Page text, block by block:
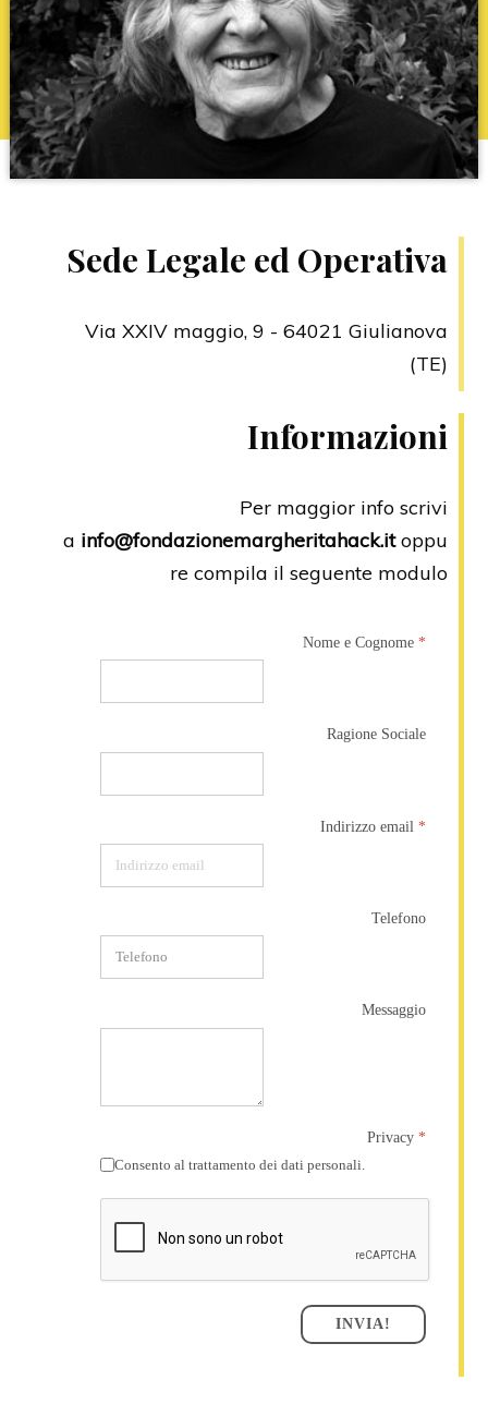
Sede Legale ed Operativa
Via XXIV maggio, 9 - 64021 Giulianova
(TE)
Informazioni
Per maggior info scrivi
a info@fondazionemargheritahack.itoppu
re compila il seguente modulo
Nome e Cognome *
Ragione Sociale
Indirizzo email *
Telefono
Messaggio
Privacy *
Consento al trattamento dei dati personali.
INVIA!